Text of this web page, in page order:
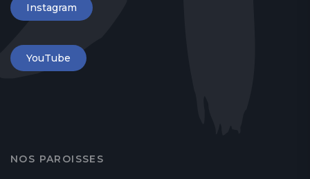
Instagram
YouTube
NOS PAROISSES